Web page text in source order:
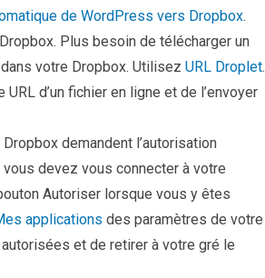
de WordPress vers Dropbox.
Plus besoin de télécharger un
votre Dropbox. Utilisez URL Droplet.
d’un fichier en ligne et de l’envoyer
demandent l’autorisation
vous devez vous connecter à votre
Autoriser lorsque vous y êtes
applications des paramètres de votre
et de retirer à votre gré le